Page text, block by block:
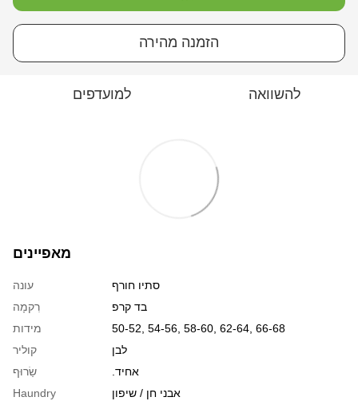
הזמנה מהירה
למועדפים להשוואה
מאפיינים
עונה
סתיו חורף
רִקמָה
בד קרפ
מידות
50-52, 54-56, 58-60, 62-64, 66-68
קוליר
לבן
שַׂרוּף
.אחיד
Haundry
אבני חן / שיפון